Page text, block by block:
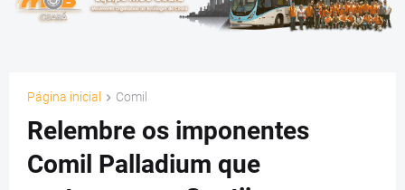
Página inicial Comil
Relembre os imponentes
Comil Palladium que